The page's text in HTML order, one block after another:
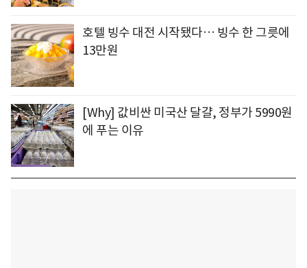
호텔 빙수 대전 시작됐다… 빙수 한 그릇에
13만원
[Why] 값비싼 미국산 달걀, 정부가 5990원
에 푸는 이유